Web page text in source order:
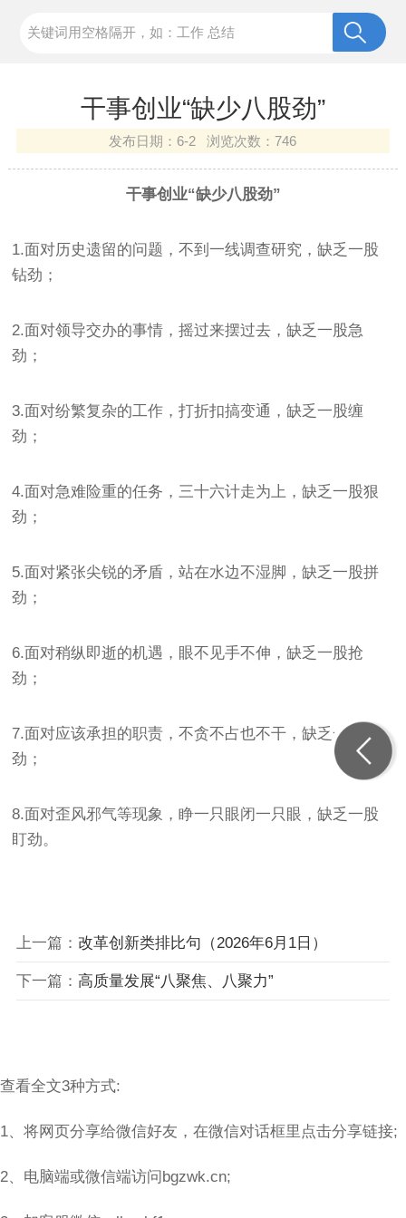
干事创业“缺少八股劲”
发布日期： 6-2 浏览次数：746
干事创业“缺少八股劲”
1.面对历史遗留的问题，不到一线调查研究，缺乏一股
钻劲；
2.面对领导交办的事情，摇过来摆过去，缺乏一股急
劲；
3.面对纷繁复杂的工作，打折扣搞变通，缺乏一股缠
劲；
4.面对急难险重的任务，三十六计走为上，缺乏一股狠
劲；
5.面对紧张尖锐的矛盾，站在水边不湿脚，缺乏一股拼
劲；
6.面对稍纵即逝的机遇，眼不见手不伸，缺乏一股抢
劲；
7.面对应该承担的职责，不贪不占也不干，缺乏一股牛
劲；
8.面对歪风邪气等现象，睁一只眼闭一只眼，缺乏一股
盯劲。
上一篇： 改革创新类排比句（2026年6月1日）
下一篇： 高质量发展“八聚焦、八聚力”
查看全文3种方式:
1、将网页分享给微信好友，在微信对话框里点击分享链接;
2、电脑端或微信端访问bgzwk.cn;